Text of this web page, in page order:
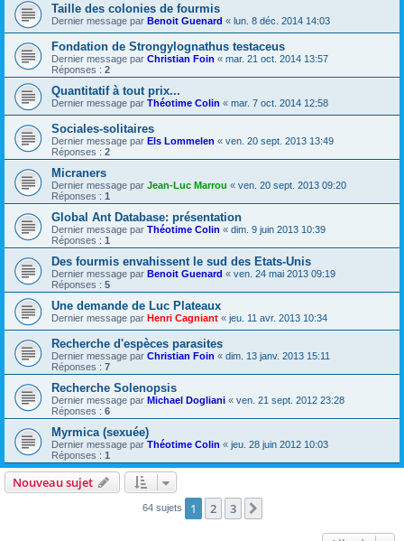
Taille des colonies de fourmis
Dernier message par Benoit Guenard « lun. 8 déc. 2014 14:03
Fondation de Strongylognathus testaceus
Dernier message par Christian Foin « mar. 21 oct. 2014 13:57
Réponses : 2
Quantitatif à tout prix...
Dernier message par Théotime Colin « mar. 7 oct. 2014 12:58
Sociales-solitaires
Dernier message par Els Lommelen « ven. 20 sept. 2013 13:49
Réponses : 2
Micraners
Dernier message par Jean-Luc Marrou « ven. 20 sept. 2013 09:20
Réponses : 1
Global Ant Database: présentation
Dernier message par Théotime Colin « dim. 9 juin 2013 10:39
Réponses : 1
Des fourmis envahissent le sud des Etats-Unis
Dernier message par Benoit Guenard « ven. 24 mai 2013 09:19
Réponses : 5
Une demande de Luc Plateaux
Dernier message par Henri Cagniant « jeu. 11 avr. 2013 10:34
Recherche d'espèces parasites
Dernier message par Christian Foin « dim. 13 janv. 2013 15:11
Réponses : 7
Recherche Solenopsis
Dernier message par Michael Dogliani « ven. 21 sept. 2012 23:28
Réponses : 6
Myrmica (sexuée)
Dernier message par Théotime Colin « jeu. 28 juin 2012 10:03
Réponses : 1
Nouveau sujet
64 sujets 1 2 3